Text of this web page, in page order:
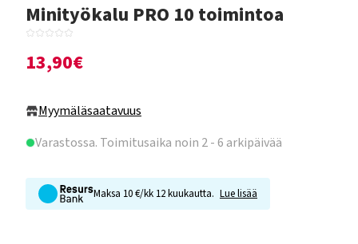
Minityökalu PRO 10 toimintoa
13,90€
Myymäläsaatavuus
Varastossa. Toimitusaika noin 2 - 6 arkipäivää
Maksa 10 €/kk 12 kuukautta. Lue lisää